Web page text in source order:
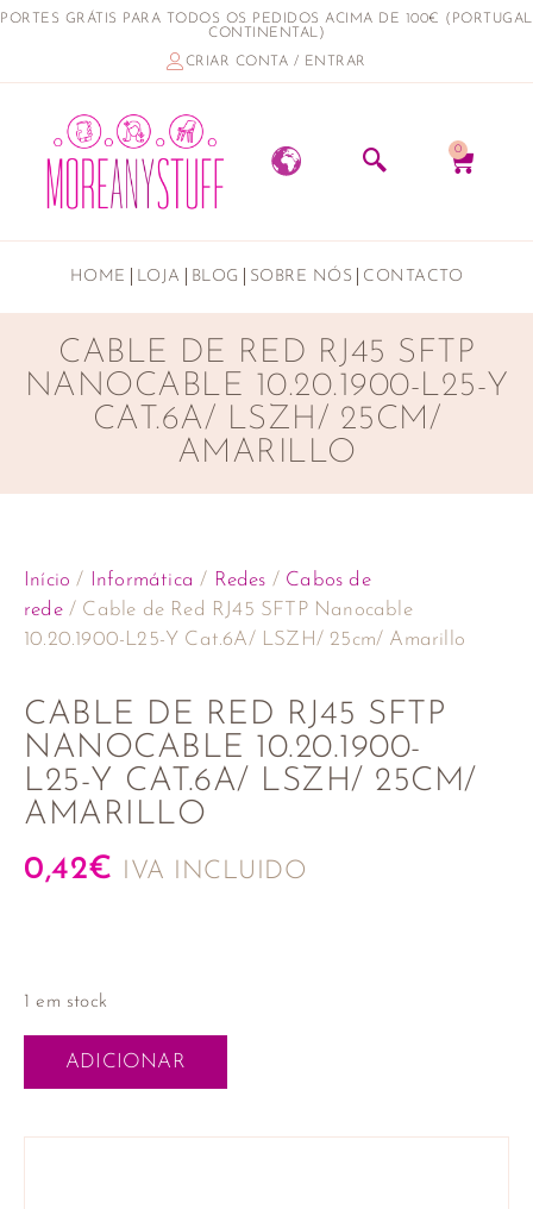
PORTES GRÁTIS PARA TODOS OS PEDIDOS ACIMA DE 100€ (PORTUGAL
CONTINENTAL)
CRIAR CONTA / ENTRAR
0
HOME LOJA BLOG SOBRE NÓS CONTACTO
CABLE DE RED RJ45 SFTP
NANOCABLE 10.20.1900-L25-Y
CAT.6A/ LSZH/ 25CM/
AMARILLO
Início / Informática / Redes / Cabos de
rede/ Cable de Red RJ45 SFTP Nanocable
10.20.1900-L25-Y Cat.6A/ LSZH/ 25cm/ Amarillo
CABLE DE RED RJ45 SFTP
NANOCABLE 10.20.1900-
L25-Y CAT.6A/ LSZH/ 25CM/
AMARILLO
0,42€ IVA INCLUIDO
1 em stock
ADICIONAR